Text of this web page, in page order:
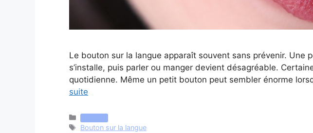
Le bouton sur la langue apparaît souvent sans prévenir.
s’installe, puis parler ou manger devient désagréable.
quotidienne. Même un petit bouton peut sembler énorme
suite
Catégories
Étiquettes
Bouton sur la langue